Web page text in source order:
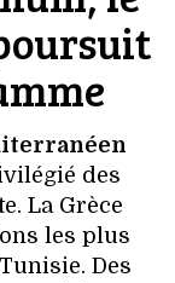
des
La Grèce
les plus
Des